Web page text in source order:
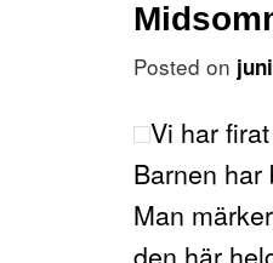
Posted on
Vi har
Barnen
Man
den här